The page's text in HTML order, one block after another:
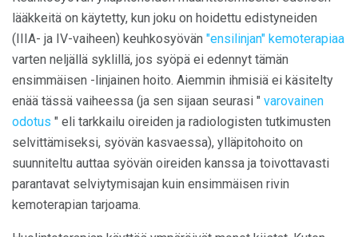
lääkkeitä on käytetty, kun joku on hoidettu edistyneiden
(IIIA- ja IV-vaiheen) keuhkosyövän "ensilinjan" kemoterapiaa
varten neljällä syklillä, jos syöpä ei edennyt tämän
ensimmäisen -linjainen hoito. Aiemmin ihmisiä ei käsitelty
enää tässä vaiheessa (ja sen sijaan seurasi " varovainen
odotus " eli tarkkailu oireiden ja radiologisten tutkimusten
selvittämiseksi, syövän kasvaessa), ylläpitohoito on
suunniteltu auttaa syövän oireiden kanssa ja toivottavasti
parantavat selviytymisajan kuin ensimmäisen rivin
kemoterapian tarjoama.